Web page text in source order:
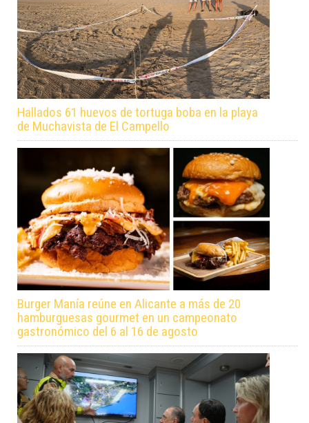
Hallados 61 huevos de tortuga boba en la playa
de Muchavista de El Campello
Burger Manía reúne en Alicante a más de 20
hamburguesas gourmet en un campeonato
gastronómico del 6 al 16 de agosto